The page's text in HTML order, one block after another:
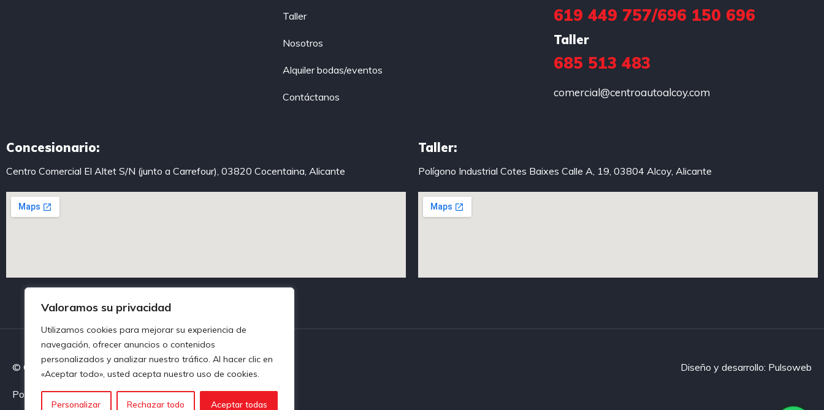
Valoramos su privacidad
Utilizamos cookies para mejorar su experiencia de
navegación, ofrecer anuncios o contenidos
personalizados y analizar nuestro tráfico. Al hacer clic en
«Aceptar todo», usted acepta nuestro uso de cookies.
Personalizar Rechazar todo Aceptar todas
Taller
Nosotros
Alquiler bodas/eventos
Contáctanos
619 449 757/696 150 696
Taller
685 513 483
comercial@centroautoalcoy.com
Concesionario:
Centro Comercial El Altet S/N (junto a Carrefour), 03820 Cocentaina, Alicante
Taller:
Polígono Industrial Cotes Baixes Calle A, 19, 03804 Alcoy, Alicante
© Centroautoalcoy. Todos los derechos reservados
Política de privacidad Política de Cookies Aviso legal
Diseño y desarrollo: Pulsoweb